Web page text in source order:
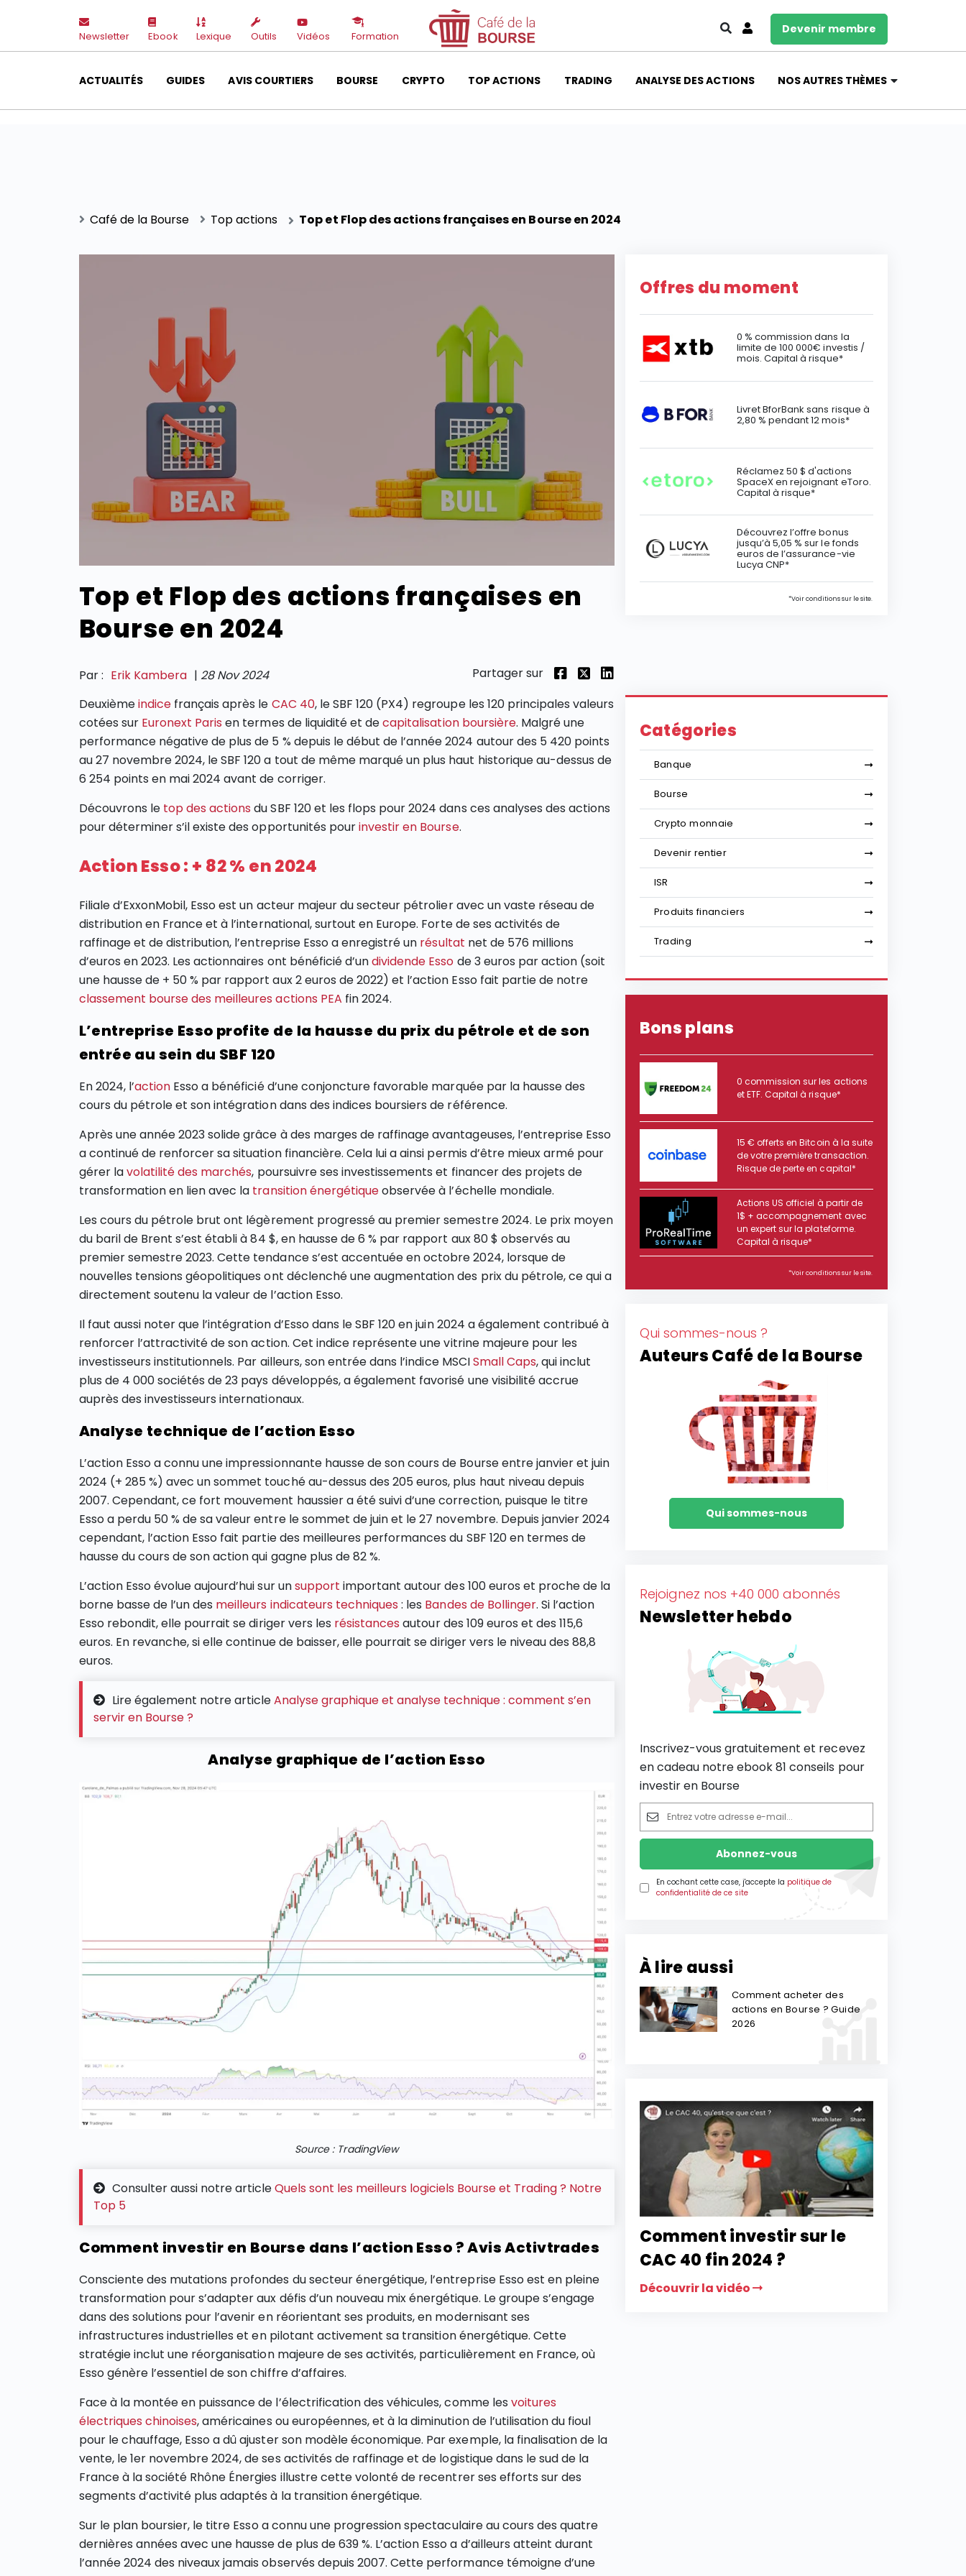
Newsletter Ebook Lexique Outils Vidéos Formation
Devenir membre
ACTUALITÉS GUIDES AVIS COURTIERS BOURSE CRYPTO TOP ACTIONS TRADING ANALYSE DES ACTIONS NOS AUTRES THÈMES
Café de la Bourse Top actions Top et Flop des actions françaises en Bourse en 2024
Top et Flop des actions françaises en
Bourse en 2024
Par : Erik Kambera | 28 Nov 2024 Partager sur
Offres du moment
0 % commission dans la
limite de 100 000€ investis /
mois. Capital à risque*
Livret BforBank sans risque à
2,80 % pendant 12 mois*
Réclamez 50 $ d'actions
SpaceX en rejoignant eToro.
Capital à risque*
Découvrez l’offre bonus
jusqu’à 5,05 % sur le fonds
euros de l’assurance-vie
Lucya CNP*
*Voir conditions sur le site.
Deuxièmeindicefrançais après le CAC 40, le SBF 120 (PX4) regroupe les 120 principales valeurs
cotées sur Euronext Paris en termes de liquidité et decapitalisation boursière. Malgré une
performance négative de plus de 5 % depuis le début de l’année 2024 autour des 5 420 points
au 27 novembre 2024, le SBF 120 a tout de même marqué un plus haut historique au-dessus de
6 254 points en mai 2024 avant de corriger.
Découvrons le top des actions du SBF 120 et les flops pour 2024 dans ces analyses des actions
pour déterminer s’il existe des opportunités pourinvestir en Bourse.
Action Esso : + 82 % en 2024
Filiale d’ExxonMobil, Esso est un acteur majeur du secteur pétrolier avec un vaste réseau de
distribution en France et à l’international, surtout en Europe. Forte de ses activités de
raffinage et de distribution, l’entreprise Esso a enregistré un résultat net de 576 millions
d’euros en 2023. Les actionnaires ont bénéficié d’undividende Esso de 3 euros par action (soit
une hausse de + 50 % par rapport aux 2 euros de 2022) et l’action Esso fait partie de notre
classement bourse des meilleures actions PEA fin 2024.
L’entreprise Esso profite de la hausse du prix du pétrole et de son
entrée au sein du SBF 120
En 2024, l’action Esso a bénéficié d’une conjoncture favorable marquée par la hausse des
cours du pétrole et son intégration dans des indices boursiers de référence.
Après une année 2023 solide grâce à des marges de raffinage avantageuses, l’entreprise Esso
a continué de renforcer sa situation financière. Cela lui a ainsi permis d’être mieux armé pour
gérer lavolatilité des marchés, poursuivre ses investissements et financer des projets de
transformation en lien avec la transition énergétiqueobservée à l’échelle mondiale.
Les cours du pétrole brut ont légèrement progressé au premier semestre 2024. Le prix moyen
du baril de Brent s’est établi à 84 $, en hausse de 6 % par rapport aux 80 $ observés au
premier semestre 2023. Cette tendance s’est accentuée en octobre 2024, lorsque de
nouvelles tensions géopolitiques ont déclenché une augmentation des prix du pétrole, ce qui a
directement soutenu la valeur de l’action Esso.
Il faut aussi noter que l’intégration d’Esso dans le SBF 120 en juin 2024 a également contribué à
renforcer l’attractivité de son action. Cet indice représente une vitrine majeure pour les
investisseurs institutionnels. Par ailleurs, son entrée dans l’indice MSCISmall Caps, qui inclut
plus de 4 000 sociétés de 23 pays développés, a également favorisé une visibilité accrue
auprès des investisseurs internationaux.
Analyse technique de l’action Esso
L’action Esso a connu une impressionnante hausse de son cours de Bourse entre janvier et juin
2024 (+ 285 %) avec un sommet touché au-dessus des 205 euros, plus haut niveau depuis
2007. Cependant, ce fort mouvement haussier a été suivi d’une correction, puisque le titre
Esso a perdu 50 % de sa valeur entre le sommet de juin et le 27 novembre. Depuis janvier 2024
cependant, l’action Esso fait partie des meilleures performances du SBF 120 en termes de
hausse du cours de son action qui gagne plus de 82 %.
L’action Esso évolue aujourd’hui sur unsupport important autour des 100 euros et proche de la
borne basse de l’un des meilleurs indicateurs techniques : les Bandes de Bollinger. Si l’action
Esso rebondit, elle pourrait se diriger vers les résistances autour des 109 euros et des 115,6
euros. En revanche, si elle continue de baisser, elle pourrait se diriger vers le niveau des 88,8
euros.
Lire également notre articleAnalyse graphique et analyse technique : comment s’en
servir en Bourse ?
Analyse graphique de l’action Esso
Source : TradingView
Consulter aussi notre articleQuels sont les meilleurs logiciels Bourse et Trading ? Notre
Top 5
Comment investir en Bourse dans l’action Esso ? Avis Activtrades
Consciente des mutations profondes du secteur énergétique, l’entreprise Esso est en pleine
transformation pour s’adapter aux défis d’un nouveau mix énergétique. Le groupe s’engage
dans des solutions pour l’avenir en réorientant ses produits, en modernisant ses
infrastructures industrielles et en pilotant activement sa transition énergétique. Cette
stratégie inclut une réorganisation majeure de ses activités, particulièrement en France, où
Esso génère l’essentiel de son chiffre d’affaires.
Face à la montée en puissance de l’électrification des véhicules, comme les voitures
électriques chinoises, américaines ou européennes, et à la diminution de l’utilisation du fioul
pour le chauffage, Esso a dû ajuster son modèle économique. Par exemple, la finalisation de la
vente, le 1er novembre 2024, de ses activités de raffinage et de logistique dans le sud de la
France à la société Rhône Énergies illustre cette volonté de recentrer ses efforts sur des
segments d’activité plus adaptés à la transition énergétique.
Sur le plan boursier, le titre Esso a connu une progression spectaculaire au cours des quatre
dernières années avec une hausse de plus de 639 %. L’action Esso a d’ailleurs atteint durant
l’année 2024 des niveaux jamais observés depuis 2007. Cette performance témoigne d’une
Catégories
Banque
Bourse
Crypto monnaie
Devenir rentier
ISR
Produits financiers
Trading
Bons plans
0 commission sur les actions
et ETF. Capital à risque*
15 € offerts en Bitcoin à la suite
de votre première transaction.
Risque de perte en capital*
Actions US officiel à partir de
1$ + accompagnement avec
un expert sur la plateforme.
Capital à risque*
*Voir conditions sur le site.
Qui sommes-nous ?
Auteurs Café de la Bourse
Qui sommes-nous
Rejoignez nos +40 000 abonnés
Newsletter hebdo
Inscrivez-vous gratuitement et recevez
en cadeau notre ebook 81 conseils pour
investir en Bourse
En cochant cette case, j'accepte la politique de
confidentialité de ce site
À lire aussi
Comment acheter des
actions en Bourse ? Guide
2026
Comment investir sur le
CAC 40 fin 2024 ?
Découvrir la vidéo